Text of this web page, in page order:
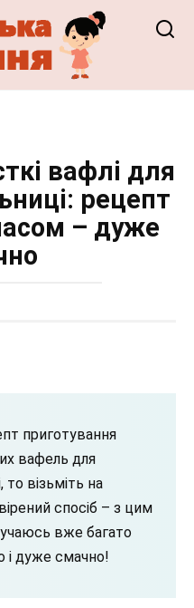
вафлі для
рецепт
– дуже
приготування
вафель для
візьміть на
спосіб – з цим
вже багато
і дуже смачно!